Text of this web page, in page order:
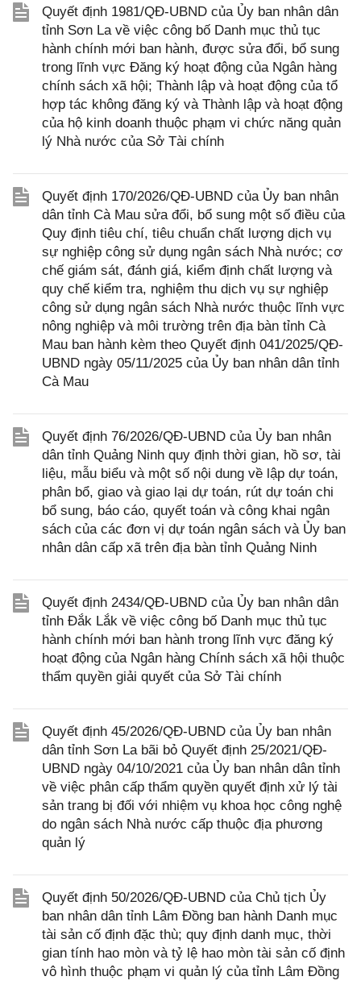
Quyết định 1981/QĐ-UBND của Ủy ban nhân dân
tỉnh Sơn La về việc công bố Danh mục thủ tục
hành chính mới ban hành, được sửa đổi, bổ sung
trong lĩnh vực Đăng ký hoạt động của Ngân hàng
chính sách xã hội; Thành lập và hoạt động của tổ
hợp tác không đăng ký và Thành lập và hoạt động
của hộ kinh doanh thuộc phạm vi chức năng quản
lý Nhà nước của Sở Tài chính
Quyết định 170/2026/QĐ-UBND của Ủy ban nhân
dân tỉnh Cà Mau sửa đổi, bổ sung một số điều của
Quy định tiêu chí, tiêu chuẩn chất lượng dịch vụ
sự nghiệp công sử dụng ngân sách Nhà nước; cơ
chế giám sát, đánh giá, kiểm định chất lượng và
quy chế kiểm tra, nghiệm thu dịch vụ sự nghiệp
công sử dụng ngân sách Nhà nước thuộc lĩnh vực
nông nghiệp và môi trường trên địa bàn tỉnh Cà
Mau ban hành kèm theo Quyết định 041/2025/QĐ-
UBND ngày 05/11/2025 của Ủy ban nhân dân tỉnh
Cà Mau
Quyết định 76/2026/QĐ-UBND của Ủy ban nhân
dân tỉnh Quảng Ninh quy định thời gian, hồ sơ, tài
liệu, mẫu biểu và một số nội dung về lập dự toán,
phân bổ, giao và giao lại dự toán, rút dự toán chi
bổ sung, báo cáo, quyết toán và công khai ngân
sách của các đơn vị dự toán ngân sách và Ủy ban
nhân dân cấp xã trên địa bàn tỉnh Quảng Ninh
Quyết định 2434/QĐ-UBND của Ủy ban nhân dân
tỉnh Đắk Lắk về việc công bố Danh mục thủ tục
hành chính mới ban hành trong lĩnh vực đăng ký
hoạt động của Ngân hàng Chính sách xã hội thuộc
thẩm quyền giải quyết của Sở Tài chính
Quyết định 45/2026/QĐ-UBND của Ủy ban nhân
dân tỉnh Sơn La bãi bỏ Quyết định 25/2021/QĐ-
UBND ngày 04/10/2021 của Ủy ban nhân dân tỉnh
về việc phân cấp thẩm quyền quyết định xử lý tài
sản trang bị đối với nhiệm vụ khoa học công nghệ
do ngân sách Nhà nước cấp thuộc địa phương
quản lý
Quyết định 50/2026/QĐ-UBND của Chủ tịch Ủy
ban nhân dân tỉnh Lâm Đồng ban hành Danh mục
tài sản cố định đặc thù; quy định danh mục, thời
gian tính hao mòn và tỷ lệ hao mòn tài sản cố định
vô hình thuộc phạm vi quản lý của tỉnh Lâm Đồng